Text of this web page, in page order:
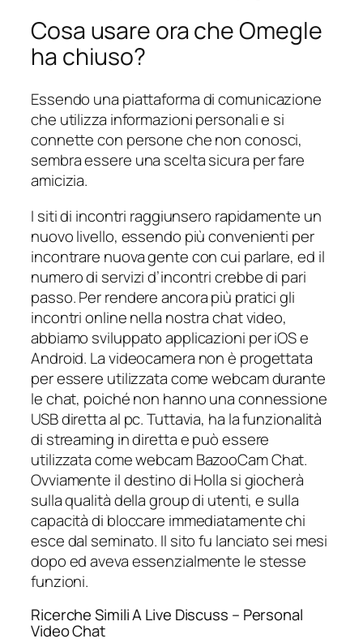
Cosa usare ora che Omegle
ha chiuso?
Essendo una piattaforma di comunicazione
che utilizza informazioni personali e si
connette con persone che non conosci,
sembra essere una scelta sicura per fare
amicizia.
I siti di incontri raggiunsero rapidamente un
nuovo livello, essendo più convenienti per
incontrare nuova gente con cui parlare, ed il
numero di servizi d’incontri crebbe di pari
passo. Per rendere ancora più pratici gli
incontri online nella nostra chat video,
abbiamo sviluppato applicazioni per iOS e
Android. La videocamera non è progettata
per essere utilizzata come webcam durante
le chat, poiché non hanno una connessione
USB diretta al pc. Tuttavia, ha la funzionalità
di streaming in diretta e può essere
utilizzata come webcam BazooCam Chat.
Ovviamente il destino di Holla si giocherà
sulla qualità della group di utenti, e sulla
capacità di bloccare immediatamente chi
esce dal seminato. Il sito fu lanciato sei mesi
dopo ed aveva essenzialmente le stesse
funzioni.
Ricerche Simili A Live Discuss – Personal
Video Chat